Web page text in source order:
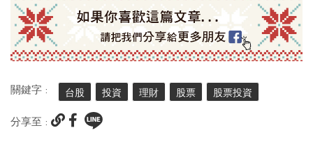
關鍵字 : 台股 投資 理財 股票 股票投資
分享至 :